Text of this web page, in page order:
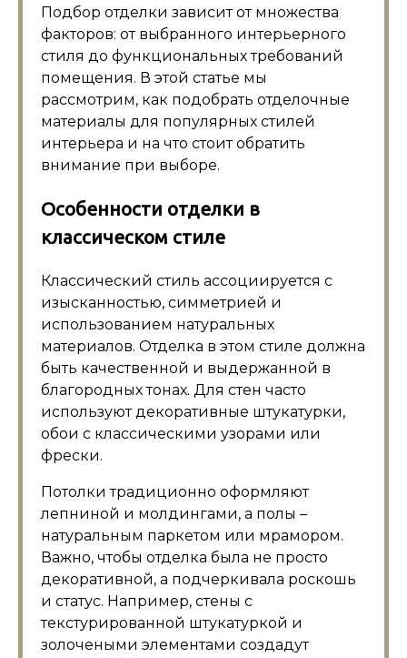
Подбор отделки зависит от множества
факторов: от выбранного интерьерного
стиля до функциональных требований
помещения. В этой статье мы
рассмотрим, как подобрать отделочные
материалы для популярных стилей
интерьера и на что стоит обратить
внимание при выборе.
Особенности отделки в
классическом стиле
Классический стиль ассоциируется с
изысканностью, симметрией и
использованием натуральных
материалов. Отделка в этом стиле должна
быть качественной и выдержанной в
благородных тонах. Для стен часто
используют декоративные штукатурки,
обои с классическими узорами или
фрески.
Потолки традиционно оформляют
лепниной и молдингами, а полы –
натуральным паркетом или мрамором.
Важно, чтобы отделка была не просто
декоративной, а подчеркивала роскошь
и статус. Например, стены с
текстурированной штукатуркой и
золочеными элементами создадут